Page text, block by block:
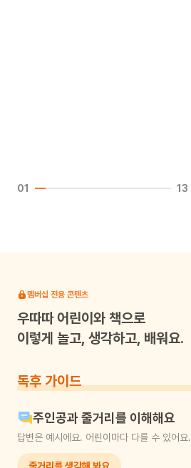
01 13
멤버십 전용 콘텐츠
우따따어린이와 책으로
이렇게 놀고, 생각하고, 배워요.
독후 가이드
주인공과 줄거리를 이해해요
답변은 예시에요. 어린이마다 다를 수 있어요.